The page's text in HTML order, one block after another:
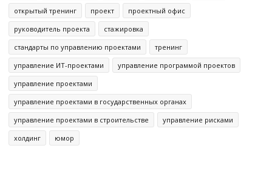
открытый тренинг
проект
проектный офис
руководитель проекта
стажировка
стандарты по управлению проектами
тренинг
управление ИТ-проектами
управление программой проектов
управление проектами
управление проектами в государственных органах
управление проектами в строительстве
управление рисками
холдинг
юмор